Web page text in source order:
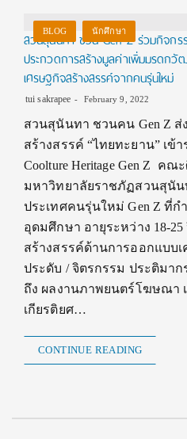
BLOG นักศึกษา
สวนสุนันทา ชวน Gen Z ร่วมกิจกร
ประกวดการสร้างมูลค่าเพิ่มมรดก
เศรษฐกิจสร้างสรรค์จากคนรุ่นใหม่
tui sakrapee February 9, 2022
สวนสุนันทา ชวนคน Gen Z ส่
สร้างสรรค์ “ไทยทะยาน” เข้า
Coolture Heritage Gen Z ค
มหาวิทยาลัยราชภัฏสวนสุนั
ประเทศคนรุ่นใหม่ Gen Z ที่ก
อุดมศึกษา อายุระหว่าง 18-
สร้างสรรค์ด้านการออกแบบเ
ประดับ / จิตรกรรม ประติมา
ถึง ผลงานภาพยนตร์โฆษณา
เกียรติยศ…
CONTINUE READING